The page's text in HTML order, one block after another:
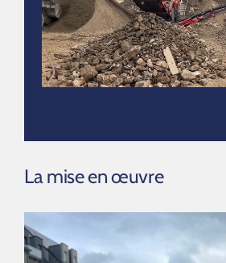
La mise en œuvre